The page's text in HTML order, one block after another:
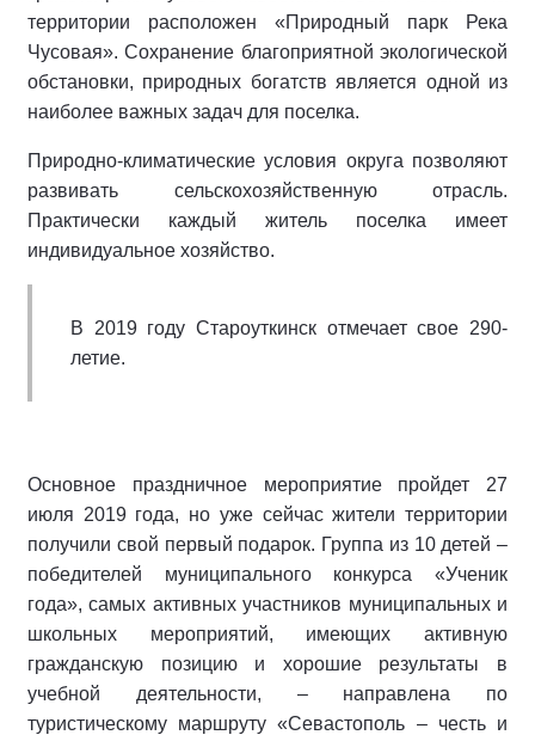
территории расположен «Природный парк Река
Чусовая». Сохранение благоприятной экологической
обстановки, природных богатств является одной из
наиболее важных задач для поселка.
Природно-климатические условия округа позволяют
развивать сельскохозяйственную отрасль.
Практически каждый житель поселка имеет
индивидуальное хозяйство.
В 2019 году Староуткинск отмечает свое 290-
летие.
Основное праздничное мероприятие пройдет 27
июля 2019 года, но уже сейчас жители территории
получили свой первый подарок. Группа из 10 детей –
победителей муниципального конкурса «Ученик
года», самых активных участников муниципальных и
школьных мероприятий, имеющих активную
гражданскую позицию и хорошие результаты в
учебной деятельности, – направлена по
туристическому маршруту «Севастополь – честь и